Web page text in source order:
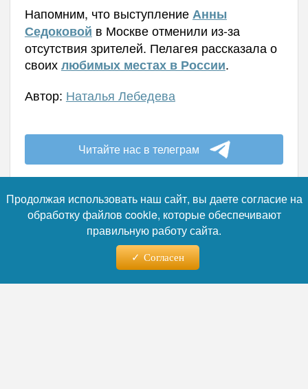
Напомним, что выступлениеАнны
Седоковой в Москве отменили из-за
отсутствия зрителей. Пелагея рассказала о
своихлюбимых местах в России.
Автор: Наталья Лебедева
Читайте нас в телеграм
06.08.2026 - 02:08
Продолжая использовать наш сайт, вы даете согласие на
обработку файлов cookie, которые обеспечивают
правильную работу сайта.
Согласен